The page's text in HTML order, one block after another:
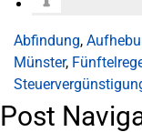
Abfindung,
Münster,
Post